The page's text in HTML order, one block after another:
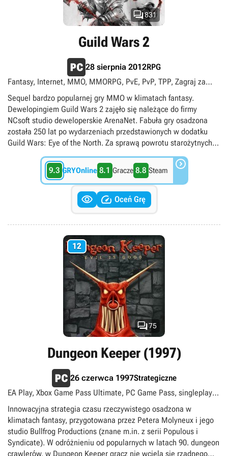
831
Guild Wars 2
28 sierpnia 2012RPG
Fantasy, Internet, MMO, MMORPG, PvE, PvP, TPP, Zagraj za
darmo, multiplayer
Sequel bardzo popularnej gry MMO w klimatach fantasy.
Dewelopingiem Guild Wars 2 zajęło się należące do firmy
NCsoft studio deweloperskie ArenaNet. Fabuła gry osadzona
została 250 lat po wydarzeniach przedstawionych w dodatku
Guild Wars: Eye of the North. Za sprawą powrotu starożytnych
Wiele miast i połaci terenu zostało bezpowrotnie zniszczonych.
Pojawiły się także nowe technologie (m.in. broń palna), które
miały wyraźny wpływ na życie mieszkańców. Podobnie jak w
pierwowzorze z 2005 roku, gracze rozpoczynają swoją przygodę
w Guild Wars 2 od kreacji bohatera, wybierając spośród 5
drużynach, co ułatwia zdobywanie doświadczenia i cennych
łupów. Gra wyróżnia się znakomitej jakości oprawą wizualną
oraz klimatycznym podkładem dźwiękowym skomponowanym
przez Jeremy'ego Soule'a.
9.3 GRYOnline 8.1 Gracze 8.8 Steam 
  Oceń Grę
12
75
Dungeon Keeper (1997)
26 czerwca 1997Strategiczne
EA Play, Xbox Game Pass Ultimate, PC Game Pass, singleplayer,
multiplayer
Innowacyjna strategia czasu rzeczywistego osadzona w
klimatach fantasy, przygotowana przez Petera Molyneux i jego
studio Bullfrog Productions (znane m.in. z serii Populous i
Syndicate). W odróżnieniu od popularnych w latach 90. dungeon
crawlerów, w Dungeon Keeper gracz nie wciela się rządnego